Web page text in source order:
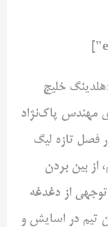
خلیج
مهندس پاک‌نژاد
فصل تازه لیگ
از بین بردن
از دغدغه
تیم در اسایش و